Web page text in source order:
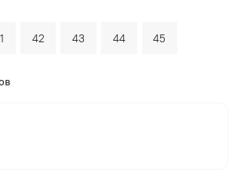
42 43 44 45